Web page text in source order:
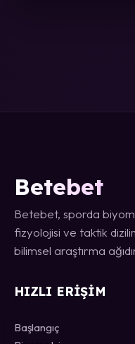
Betebet
Betebet, sporda
fizyolojisi ve taktik
bilimsel araştırma
HIZLI ERIŞIM
Başlangıç